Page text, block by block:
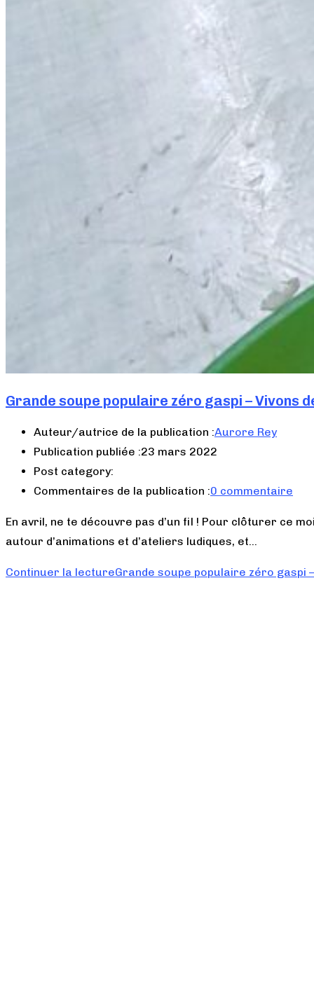
Grande soupe populaire zéro gaspi – Vivons
Auteur/autrice de la publication :Aurore Rey
Publication publiée :23 mars 2022
Post category:
Commentaires de la publication :0 commentaire
En avril, ne te découvre pas d’un fil ! Pour clôturer ce
autour d’animations et d’ateliers ludiques, et…
Continuer la lectureGrande soupe populaire zéro gaspi